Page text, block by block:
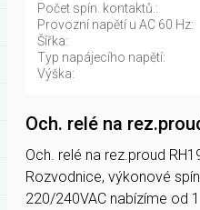
Počet spín. kontaktů.:
Provozní napětí u AC 60 Hz:
Šířka:
Typ napájecího napětí:
Výška:
Och. relé na
Och. relé na rez.proud
Rozvodnice, výkonové
220/240VAC nabízíme od